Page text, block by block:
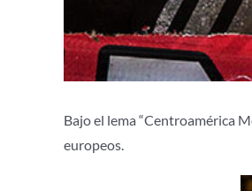
Bajo el lema “Centroamérica
europeos.